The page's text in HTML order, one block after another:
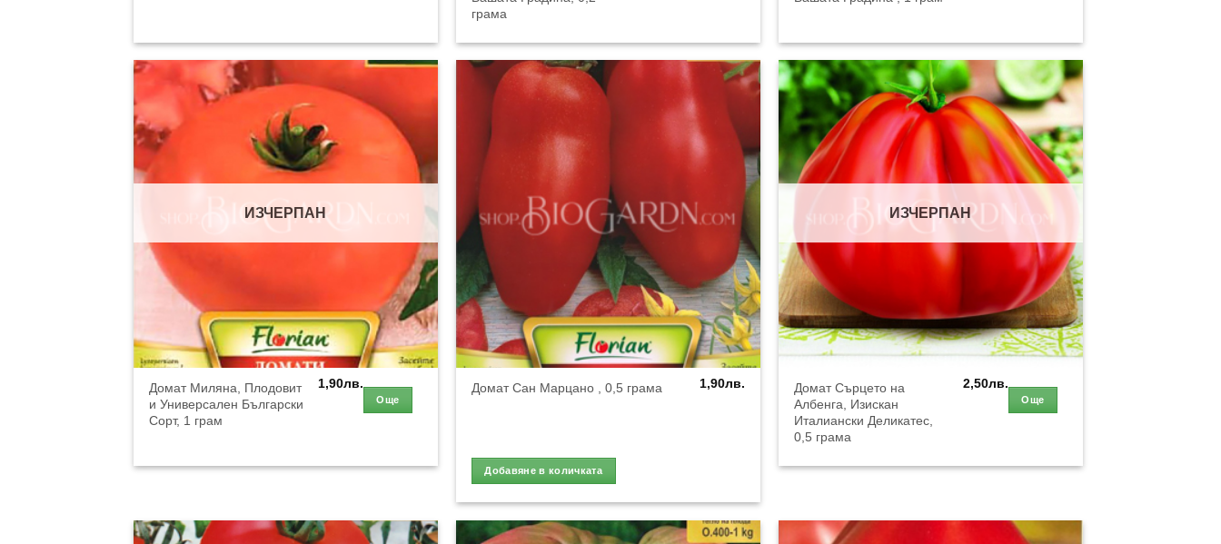
грама
ИЗЧЕРПАН
Домат Миляна, Плодовит
и Универсален Български
Сорт, 1 грам
1,90лв.
Още
Домат Сан Марцано , 0,5 грама 1,90лв.
Добавяне в количката
ИЗЧЕРПАН
Домат Сърцето на
Албенга, Изискан
Италиански Деликатес,
0,5 грама
2,50лв.
Още